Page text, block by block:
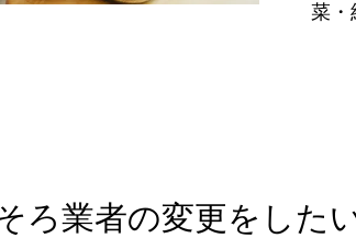
菜・
ろ業者の変更をした